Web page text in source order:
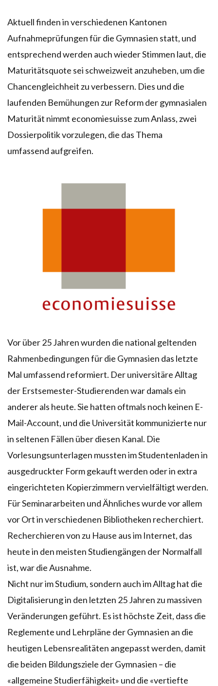
Aktuell finden in verschiedenen Kantonen
Aufnahmeprüfungen für die Gymnasien statt, und
entsprechend werden auch wieder Stimmen laut, die
Maturitätsquote sei schweizweit anzuheben, um die
Chancengleichheit zu verbessern. Dies und die
laufenden Bemühungen zur Reform der gymnasialen
Maturität nimmt economiesuisse zum Anlass, zwei
Dossierpolitik vorzulegen, die das Thema
umfassend aufgreifen.
Vor über 25 Jahren wurden die national geltenden
Rahmenbedingungen für die Gymnasien das letzte
Mal umfassend reformiert. Der universitäre Alltag
der Erstsemester-Studierenden war damals ein
anderer als heute. Sie hatten oftmals noch keinen E-
Mail-Account, und die Universität kommunizierte nur
in seltenen Fällen über diesen Kanal. Die
Vorlesungsunterlagen mussten im Studentenladen in
ausgedruckter Form gekauft werden oder in extra
eingerichteten Kopierzimmern vervielfältigt werden.
Für Seminararbeiten und Ähnliches wurde vor allem
vor Ort in verschiedenen Bibliotheken recherchiert.
Recherchieren von zu Hause aus im Internet, das
heute in den meisten Studiengängen der Normalfall
ist, war die Ausnahme.
Nicht nur im Studium, sondern auch im Alltag hat die
Digitalisierung in den letzten 25 Jahren zu massiven
Veränderungen geführt. Es ist höchste Zeit, dass die
Reglemente und Lehrpläne der Gymnasien an die
heutigen Lebensrealitäten angepasst werden, damit
die beiden Bildungsziele der Gymnasien – die
«allgemeine Studierfähigkeit» und die «vertiefte